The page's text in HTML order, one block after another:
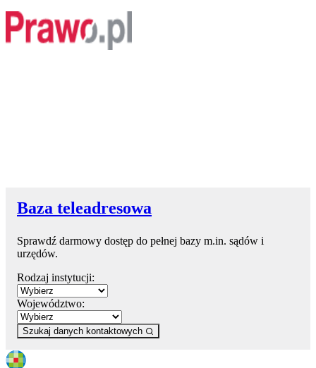
Baza teleadresowa
Sprawdź darmowy dostęp do pełnej bazy m.in. sądów i
urzędów.
Rodzaj instytucji:
Województwo:
Szukaj danych kontaktowych